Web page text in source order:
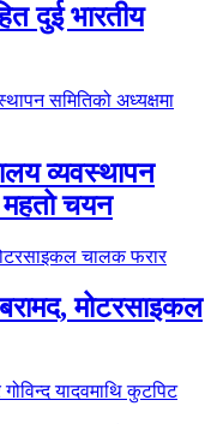
दुई भारतीय
व्यवस्थापन
महतो चयन
बरामद, मोटरसाइकल